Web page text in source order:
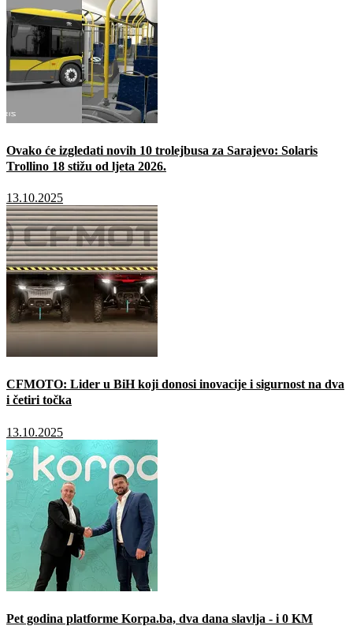
Ovako će izgledati novih 10 trolejbusa za Sarajevo: Solaris
Trollino 18 stižu od ljeta 2026.
13.10.2025
CFMOTO: Lider u BiH koji donosi inovacije i sigurnost na dva
i četiri točka
13.10.2025
Pet godina platforme Korpa.ba, dva dana slavlja - i 0 KM